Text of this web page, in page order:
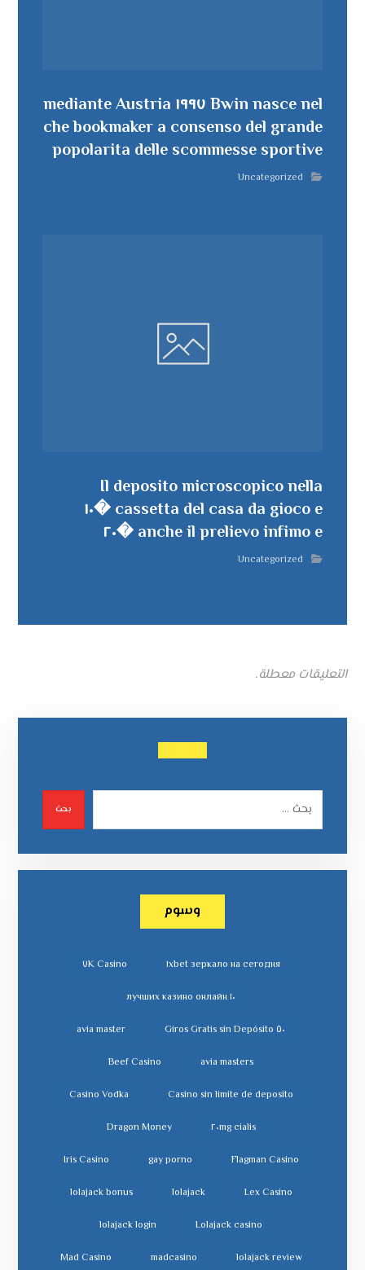
Bwin nasce nel ١٩٩٧ mediante Austria
che bookmaker a consenso del grande
popolarita delle scommesse sportive
Uncategorized
Il deposito microscopico nella
cassetta del casa da gioco e �١٠
anche il prelievo infimo e �٢٠
Uncategorized
التعليقات معطلة.
بحث
وسوم
١xbet зеркало на сегодня ٧K Casino
١٠ лучших казино онлайн
٥٠ Giros Gratis sin Depósito avia master
avia masters
Beef Casino
Casino sin limite de deposito
Casino Vodka
cialis ٢٠mg Dragon Money
Flagman Casino
gay porno
Iris Casino
Lex Casino
lolajack
lolajack bonus
Lolajack casino
lolajack login
lolajack review
madcasino
Mad Casino